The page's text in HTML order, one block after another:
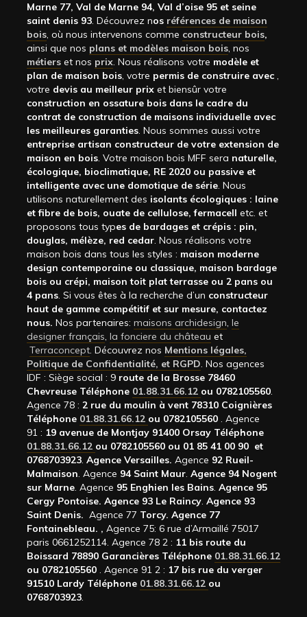
Marne 77, Val de Marne 94, Val d’oise 95 et seine
saint denis 93. Découvrez nos références de maison
bois, où nous intervenons comme constructeur bois,
ainsi que nos plans et modèles maison bois, nos
métiers et nos prix. Nous réalisons votre modèle et
plan de maison bois, votre permis de construire avec ,
votre devis au meilleur prix et biensûr votre
construction en ossature bois dans le cadre du
contrat de construction de maisons individuelle avec
les meilleures garanties. Nous sommes aussi votre
entreprise artisan constructeur de votre extension de
maison en bois. Votre maison bois MFF sera naturelle,
écologique, bioclimatique, RE 2020 ou passive et
intelligente avec une domotique de série. Nous
utilisons naturellement des isolants écologiques : laine
et fibre de bois, ouate de cellulose, fermacell etc. et
proposons tous types de bardages et crépis : pin,
douglas, mélèze, red cedar. Nous réalisons votre
maison bois dans tous les styles : maison moderne
design contemporaine ou classique, maison bardage
bois ou crépi, maison toit plat terrasse ou 2 pans ou
4 pans. Si vous êtes à la recherche d’un constructeur
haut de gamme compétitif et sur mesure, contactez
nous. Nos partenaires: maisons archidesign, le
designer français, la fonciere du château et
Terraconcept. Découvrez nos Mentions légales,
Politique de Confidentialité, et RGPD. Nos agences
IDF : Siège social : 9 route de la Brosse 78460
Chevreuse Téléphone 01.88.31.66.12 ou 0782105560.
Agence 78 : 2 rue du moulin à vent 78310 Coignières
Téléphone 01.88.31.66.12 ou 0782105560 . Agence
91 : 19 avenue de Montjay 91400 Orsay Téléphone
01.88.31.66.12 ou 0782105560 ou 01 85 41 00 90 et
0768703923. Agence Versailles. Agence 92 Rueil-
Malmaison. Agence 94 Saint Maur. Agence 94 Nogent
sur Marne. Agence 95 Enghien les Bains. Agence 95
Cergy Pontoise. Agence 93 Le Raincy. Agence 93
Saint Denis. Agence 77 Torcy. Agence 77
Fontainebleau. , Agence 75: 6 rue d’Armaillé 75017
paris 0661252114. Agence 78 2 : 11 bis route du
Boissard 78890 Garancières Téléphone 01.88.31.66.12
ou 0782105560 . Agence 91 2 : 17 bis rue du verger
91510 Lardy Téléphone 01.88.31.66.12 ou
0768703923.